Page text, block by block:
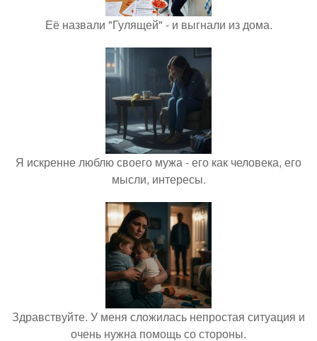
Её назвали "Гулящей" - и выгнали из дома.
Я искренне люблю своего мужа - его как человека, его
мысли, интересы.
Здравствуйте. У меня сложилась непростая ситуация и
очень нужна помощь со стороны.